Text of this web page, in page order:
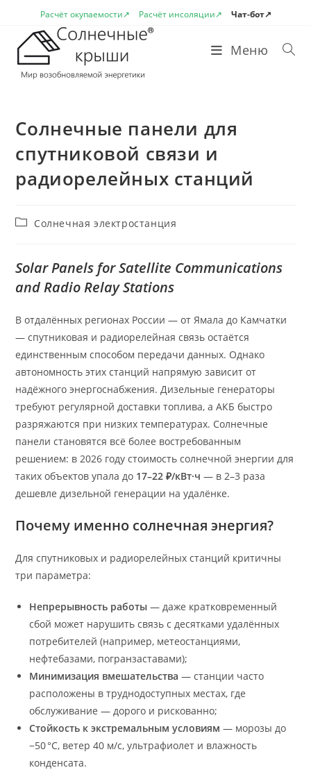
содержимому
Расчёт окупаемости↗ Расчёт инсоляции↗ Чат-бот↗
Меню
Солнечные панели для
спутниковой связи и
радиорелейных станций
РубрикаСолнечная электростанция
Solar Panels for Satellite Communications
and Radio Relay Stations
В отдалённых регионах России — от Ямала до Камчатки
— спутниковая и радиорелейная связь остаётся
единственным способом передачи данных. Однако
автономность этих станций напрямую зависит от
надёжного энергоснабжения. Дизельные генераторы
требуют регулярной доставки топлива, а АКБ быстро
разряжаются при низких температурах. Солнечные
панели становятся всё более востребованным
решением: в 2026 году стоимость солнечной энергии для
таких объектов упала до 17–22 ₽/кВт·ч — в 2–3 раза
дешевле дизельной генерации на удалёнке.
Почему именно солнечная энергия?
Для спутниковых и радиорелейных станций критичны
три параметра:
Непрерывность работы — даже кратковременный
сбой может нарушить связь с десятками удалённых
потребителей (например, метеостанциями,
нефтебазами, погранзаставами);
Минимизация вмешательства — станции часто
расположены в труднодоступных местах, где
обслуживание — дорого и рискованно;
Стойкость к экстремальным условиям — морозы до
−50 °C, ветер 40 м/с, ультрафиолет и влажность
конденсата.